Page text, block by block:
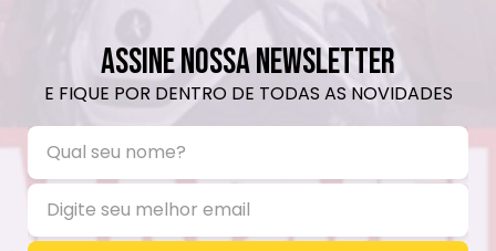
ASSINE NOSSA NEWSLETTER
E FIQUE POR DENTRO DE TODAS AS NOVIDADES